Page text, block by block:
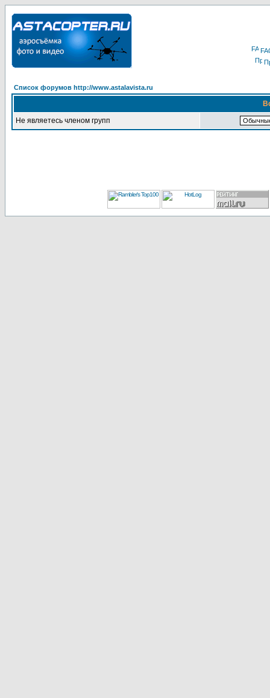
Список форумов http://www.astalavista.ru
Не являетесь членом групп